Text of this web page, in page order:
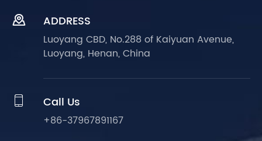
 ADDRESS
Luoyang CBD, No.288 of Kaiyuan Avenue,
Luoyang, Henan, China
 Call Us
+86-37967891167